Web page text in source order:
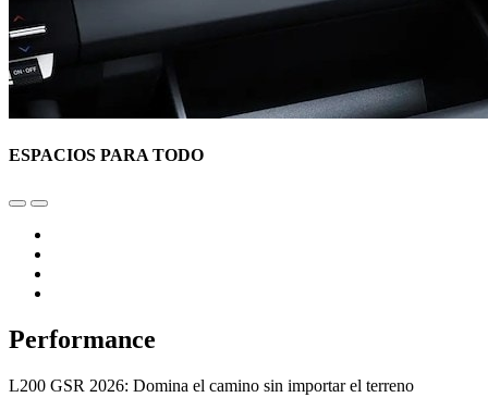
ESPACIOS PARA TODO
Performance
L200 GSR 2026: Domina el camino sin importar el terreno